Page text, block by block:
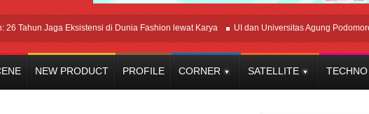
Jaga Eksistensi di Dunia Fashion lewat Karya UI dan Universitas Agung Podomoro
NEW PRODUCT PROFILE CORNER SATELLITE TECHNO